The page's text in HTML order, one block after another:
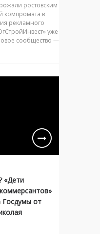
ростовским
компромата в
рекламного
уже
сообщество —
«Дети
Госдумы от